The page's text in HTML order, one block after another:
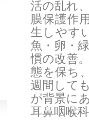
活の乱れ
膜保護作
生しやす
魚・卵・
慣の改善
態を保ち
週間して
が背景に
耳鼻咽喉